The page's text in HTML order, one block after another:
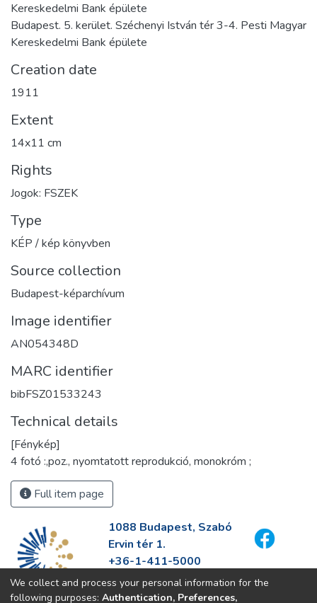
Kereskedelmi Bank épülete
Budapest. 5. kerület. Széchenyi István tér 3-4. Pesti Magyar
Kereskedelmi Bank épülete
Creation date
1911
Extent
14x11 cm
Rights
Jogok: FSZEK
Type
KÉP / kép könyvben
Source collection
Budapest-képarchívum
Image identifier
AN054348D
MARC identifier
bibFSZ01533243
Technical details
[Fénykép]
4 fotó :,poz., nyomtatott reprodukció, monokróm ;
Full item page
1088 Budapest, Szabó
Ervin tér 1.
+36-1-411-5000
info@fszek.hu
https://fszek.hu
We collect and process your personal information for the
following purposes: Authentication, Preferences,